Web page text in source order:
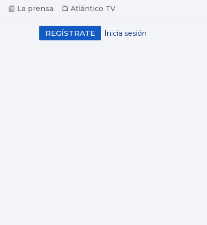
📰 La prensa 📺 Atlántico TV
Inicia sesión
REGÍSTRATE